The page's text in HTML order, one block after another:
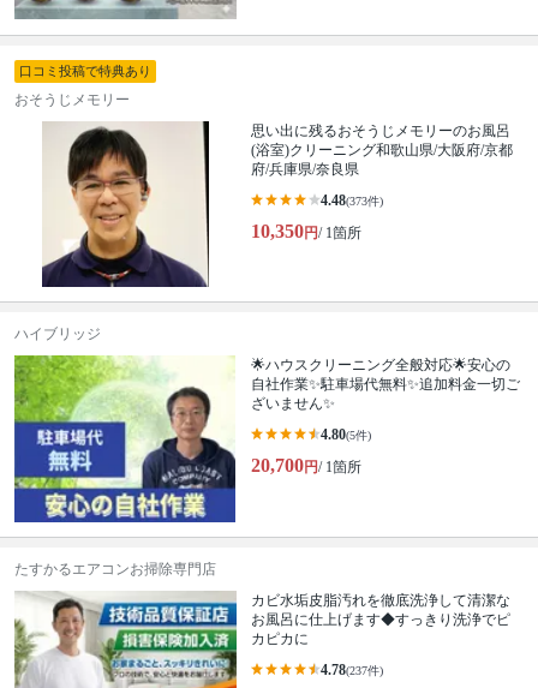
口コミ投稿で特典あり
おそうじメモリー
思い出に残るおそうじメモリーのお風呂
(浴室)クリーニング和歌山県/大阪府/京都
府/兵庫県/奈良県
4.48(373件)
10,350円/ 1箇所
ハイブリッジ
🌟ハウスクリーニング全般対応🌟安心の
自社作業✨️駐車場代無料✨️追加料金一切ご
ざいません✨
4.80(5件)
20,700円/ 1箇所
たすかるエアコンお掃除専門店
カビ水垢皮脂汚れを徹底洗浄して清潔な
お風呂に仕上げます◆すっきり洗浄でピ
カピカに
4.78(237件)